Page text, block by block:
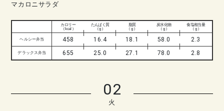
マカロニサラダ
カロリー
（ kcal ）
たんぱく質
（ g ）
脂質
（ g ）
炭水化物
（ g ）
食塩相当量
（ g ）
ヘルシー弁当 458 16.4 18.1 58.0 2.3
デラックス弁当 655 25.0 27.1 78.0 2.8
02
火